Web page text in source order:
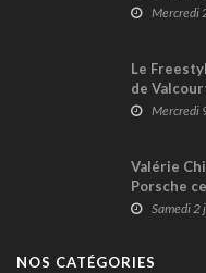
Mercredi
Le
de
Mercredi
Valérie
Porsche
Samedi
NOS CATÉGORIES